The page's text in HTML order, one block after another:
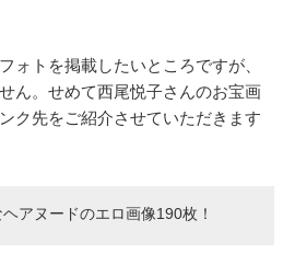
ォトを掲載したいところですが、
ん。せめて西尾悦子さんのお宝画
ク先をご紹介させていただきます
アヌードのエロ画像190枚！